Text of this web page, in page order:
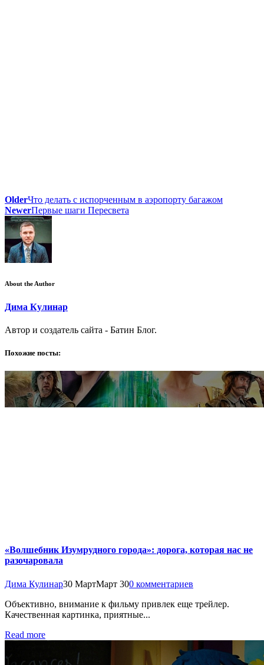
OlderЧто делать с испорченным в аэропорту багажом
NewerПервые шаги Пересвета
About the Author
Дима Кулинар
Автор и создатель сайта - Батин Блог.
Похожие посты:
«Волшебник Изумрудного города»: дорога, которая нас не
разочаровала
Дима Кулинар30 МартМарт 300 комментариев
Объективно, внимание к фильму привлек еще трейлер.
Качественная картинка, приятные...
Read more